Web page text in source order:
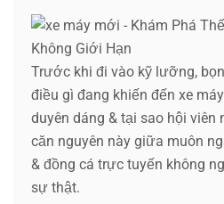
Trước khi đi vào kỹ lưỡng,
điều gì đang khiến đến xe
duyên dáng & tại sao hội viên
căn nguyên này giữa muôn
& đồng cá trực tuyến không
sự thật.